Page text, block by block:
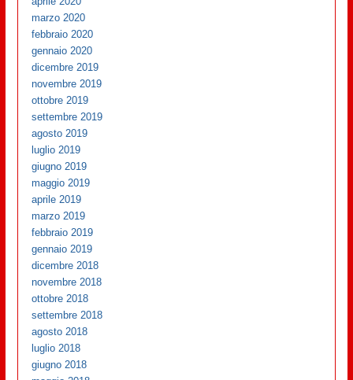
marzo 2020
febbraio 2020
gennaio 2020
dicembre 2019
novembre 2019
ottobre 2019
settembre 2019
agosto 2019
luglio 2019
giugno 2019
maggio 2019
aprile 2019
marzo 2019
febbraio 2019
gennaio 2019
dicembre 2018
novembre 2018
ottobre 2018
settembre 2018
agosto 2018
luglio 2018
giugno 2018